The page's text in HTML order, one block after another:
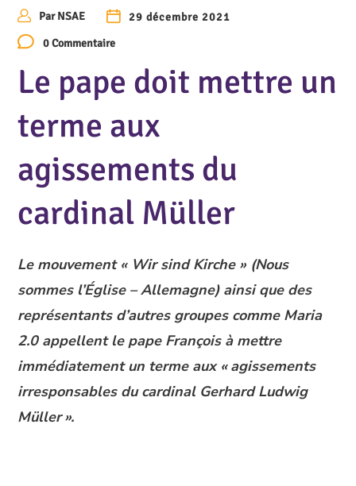
ParNSAE
29 décembre 2021
0 Commentaire
Le pape doit mettre un
terme aux
agissements du
cardinal Müller
Le mouvement « Wir sind Kirche » (Nous
sommes l’Église – Allemagne) ainsi que des
représentants d’autres groupes comme Maria
2.0 appellent le pape François à mettre
immédiatement un terme aux « agissements
irresponsables du cardinal Gerhard Ludwig
Müller ».